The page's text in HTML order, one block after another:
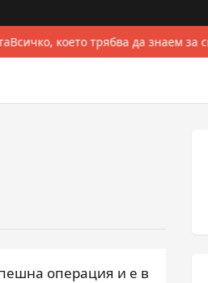
Всичко, което трябва да знаем за
операция и е в